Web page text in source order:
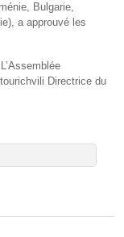
Bulgarie,
a approuvé les
Directrice du